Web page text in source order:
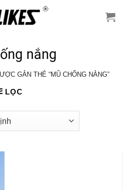
nắng
GẮN THẺ “MŨ CHỐNG NẮNG”
LỌC